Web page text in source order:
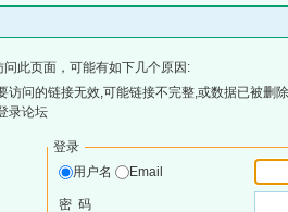
此页面，可能有如下几个原因:
访问的链接无效,可能链接不完整,或数据已被删
录论坛
登录
用户名
Email
密 码